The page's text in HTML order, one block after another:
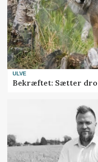
ULVE
Bekræftet: Sætter